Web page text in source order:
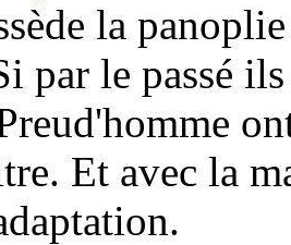
la
par le passé
Et avec la